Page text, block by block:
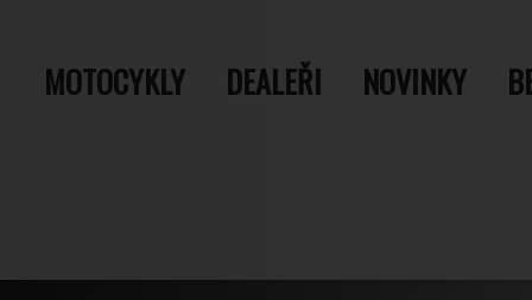
MOTOCYKLY DEALEŘI NOVINKY